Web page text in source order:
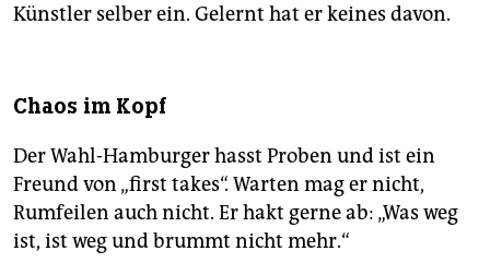
Künstler selber ein. Gelernt hat er keines davon.
Chaos im Kopf
Der Wahl-Hamburger hasst Proben und ist ein
Freund von „first takes“. Warten mag er nicht,
Rumfeilen auch nicht. Er hakt gerne ab: „Was weg
ist, ist weg und brummt nicht mehr.“